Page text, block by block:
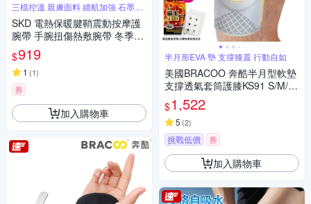
三檔控溫 親膚面料 續航加強 石墨烯
發熱
SKD 電熱保暖腱鞘震動按摩護
腕帶 手腕扭傷熱敷腕帶 冬季防
寒發熱帶 加熱護腕手套 聖誕交
換禮物
$919
1 (1)
券
加入購物車
半月形EVA 墊 支撐膝蓋 行動自如
美國BRACOO 奔酷半月型軟墊
支撐透氣套筒護膝KS91 S/M/L/
XL
$1,522
5 (2)
挑戰低價 券
加入購物車